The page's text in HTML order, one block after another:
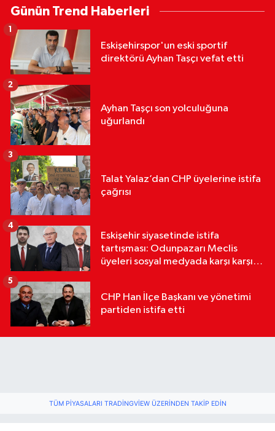
Günün Trend Haberleri
Eskişehirspor'un eski sportif
direktörü Ayhan Taşçı vefat etti
1
Ayhan Taşçı son yolculuğuna
uğurlandı
2
Talat Yalaz’dan CHP üyelerine istifa
çağrısı
3
Eskişehir siyasetinde istifa
tartışması: Odunpazarı Meclis
üyeleri sosyal medyada karşı karşıya
4
CHP Han İlçe Başkanı ve yönetimi
partiden istifa etti
5
TÜM PIYASALARI TRADINGVIEW ÜZERINDEN TAKIP EDIN